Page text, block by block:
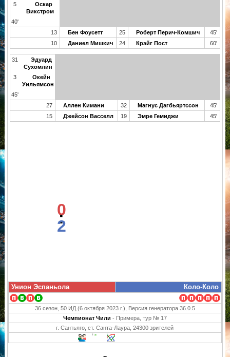
5
Оскар
Викстром
40'
13
Бен Фоусетт 25 Роберт Перич-Комшич
45'
10
Даниел Мишкич 24 Крэйг Пост 60'
31
Эдуард
Сухомлин
3
Окейн
Уильямсон
45'
27
Аллен Кимани 32 Магнус Дагбьяртссон
45'
15
Джейсон Васселл 19 Эмре Гемиджи 45'
0
:
2
Унион Эспаньола Коло-Коло
36 сезон, 50 ИД (6 октября 2023 г.), Версия генератора 36.0.5
Чемпионат Чили - Примера, тур № 17
г. Сантьяго, ст. Санта-Лаура, 24300 зрителей